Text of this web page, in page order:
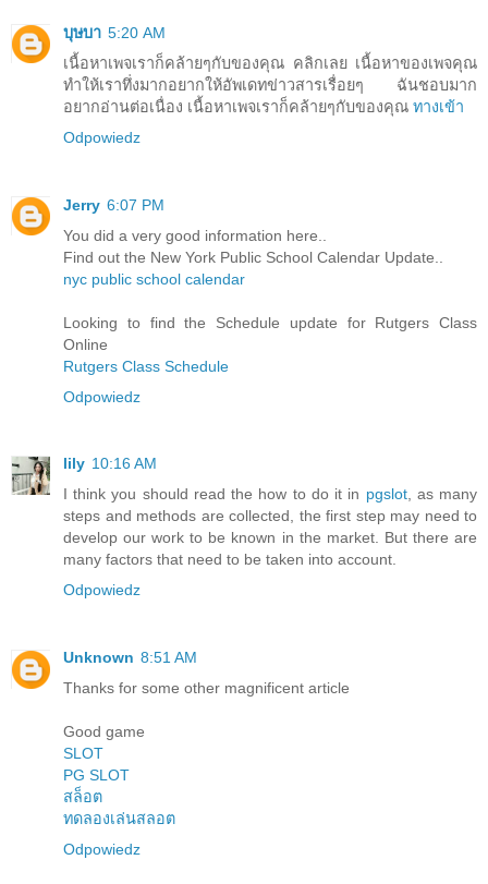
บุษบา 5:20 AM
เนื้อหาเพจเราก็คล้ายๆกับของคุณ คลิกเลย เนื้อหาของเพจคุณ
ทำให้เราทึ่งมากอยากให้อัพเดทข่าวสารเรื่อยๆ ฉันชอบมาก
อยากอ่านต่อเนื่อง เนื้อหาเพจเราก็คล้ายๆกับของคุณ ทางเข้า
Odpowiedz
Jerry 6:07 PM
You did a very good information here..
Find out the New York Public School Calendar Update..
nyc public school calendar
Looking to find the Schedule update for Rutgers Class
Online
Rutgers Class Schedule
Odpowiedz
lily 10:16 AM
I think you should read the how to do it in pgslot, as many
steps and methods are collected, the first step may need to
develop our work to be known in the market. But there are
many factors that need to be taken into account.
Odpowiedz
Unknown 8:51 AM
Thanks for some other magnificent article
Good game
SLOT
PG SLOT
สล็อต
ทดลองเล่นสลอต
Odpowiedz